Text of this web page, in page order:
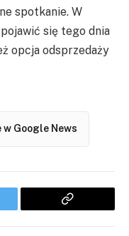
spotkanie. W
się tego dnia
opcja odsprzedaży
Google News
Copy